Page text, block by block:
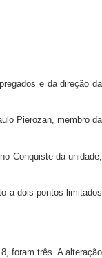
e da direção da
Pierozan, membro da
Conquiste da unidade,
a dois pontos limitados
foram três. A alteração